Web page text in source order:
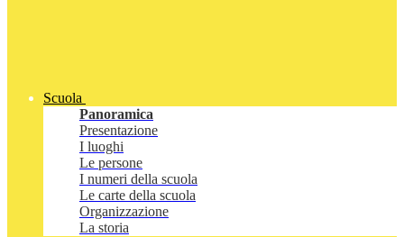
Scuola
Panoramica
Presentazione
I luoghi
Le persone
I numeri della scuola
Le carte della scuola
Organizzazione
La storia